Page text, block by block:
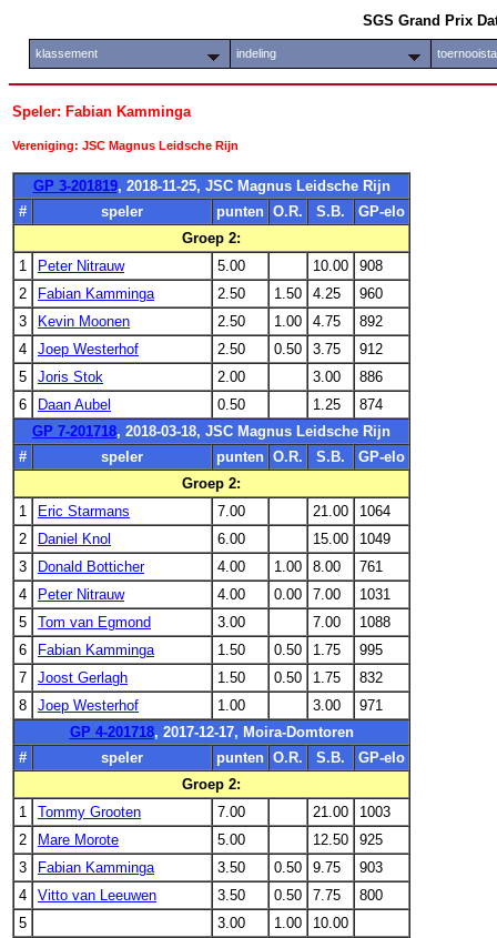
SGS Grand Prix
klassement indeling
Speler: Fabian Kamminga
Vereniging: JSC Magnus Leidsche Rijn
GP 3-201819, 2018-11-25, JSC Magnus Leidsche Rijn
#
speler punten O.R. S.B.
GP-elo
Groep 2:
1
Peter Nitrauw 5.00 10.00
908
2
Fabian Kamminga 2.50 1.50 4.25
960
3
Kevin Moonen 2.50 1.00 4.75
892
4
Joep Westerhof 2.50 0.50 3.75
912
5
Joris Stok 2.00 3.00
886
6
Daan Aubel 0.50 1.25
874
GP 7-201718, 2018-03-18, JSC Magnus Leidsche Rijn
#
speler punten O.R. S.B.
GP-elo
Groep 2:
1
Eric Starmans 7.00 21.00
1064
2
Daniel Knol 6.00 15.00
1049
3
Donald Botticher 4.00 1.00 8.00
761
4
Peter Nitrauw 4.00 0.00 7.00
1031
5
Tom van Egmond 3.00 7.00
1088
6
Fabian Kamminga 1.50 0.50 1.75
995
7
Joost Gerlagh 1.50 0.50 1.75
832
8
Joep Westerhof 1.00 3.00
971
GP 4-201718, 2017-12-17, Moira-Domtoren
#
speler punten O.R. S.B.
GP-elo
Groep 2:
1
Tommy Grooten 7.00 21.00
1003
2
Mare Morote 5.00 12.50
925
3
Fabian Kamminga 3.50 0.50 9.75
903
4
Vitto van Leeuwen 3.50 0.50 7.75
800
5
3.00 1.00
10.00